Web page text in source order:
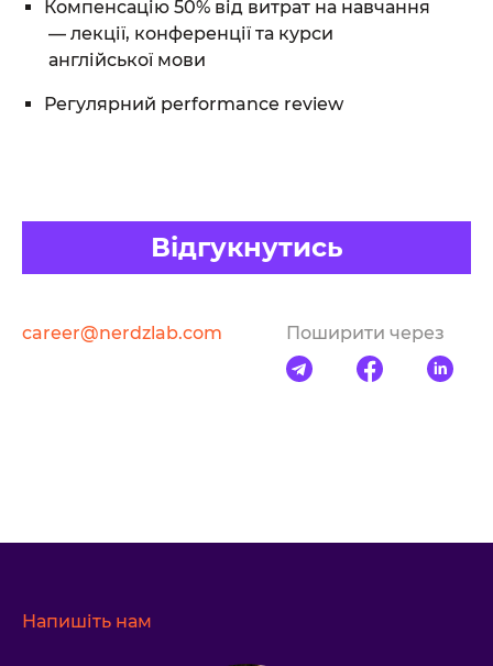
Компенсацію 50% від витрат на навчання
— лекції, конференції та курси
англійської мови
Регулярний performance review
Відгукнутись
career@nerdzlab.com Поширити через
Напишіть нам